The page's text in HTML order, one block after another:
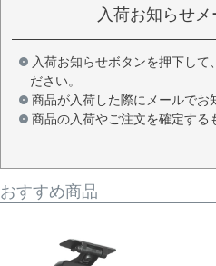
入荷お知らせ
入荷お知らせボタンを押下して
ださい。
商品が入荷した際にメールでお
商品の入荷やご注文を確定する
おすすめ商品